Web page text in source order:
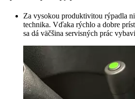
Za vysokou produktivitou rýpadla
technika. Vďaka rýchlo a dobre
sa dá väčšina servisných prác